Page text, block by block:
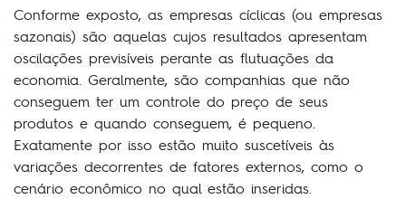
Conforme exposto, as empresas cíclicas (ou empresas
sazonais) são aquelas cujos resultados apresentam
oscilações previsíveis perante as flutuações da
economia. Geralmente, são companhias que não
conseguem ter um controle do preço de seus
produtos e quando conseguem, é pequeno.
Exatamente por isso estão muito suscetíveis às
variações decorrentes de fatores externos, como o
cenário econômico no qual estão inseridas.